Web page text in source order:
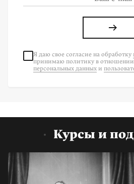
Я даю свое согласие на обработку
принимаю политику в отношении
персональных данных и
Курсы и